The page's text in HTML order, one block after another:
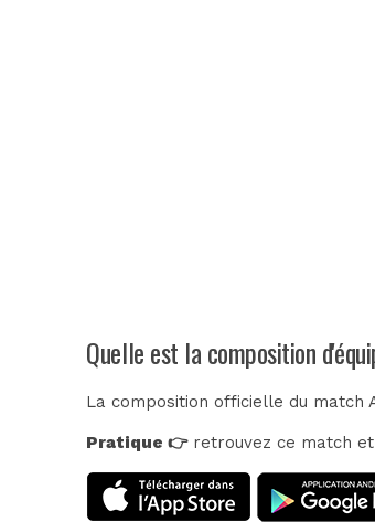
Quelle est la composition
La composition officielle du match
Pratique 👉retrouvez ce match et